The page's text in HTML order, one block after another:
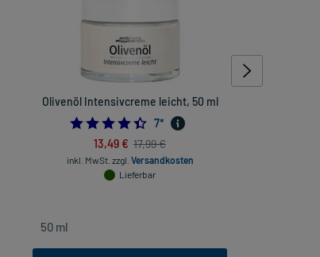
Olivenöl Intensivcreme leicht, 50 ml
4.428571428571429
7*
13,49 € 17,99 €
inkl. MwSt. zzgl. Versandkosten
Lieferbar